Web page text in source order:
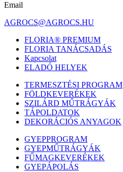
Email
AGROCS@AGROCS.HU
FLORIA® PREMIUM
FLORIA TANÁCSADÁS
Kapcsolat
ELADÓ HELYEK
TERMESZTÉSI PROGRAM
FÖLDKEVERÉKEK
SZILÁRD MŰTRÁGYÁK
TÁPOLDATOK
DEKORÁCIÓS ANYAGOK
GYEPPROGRAM
GYEPMŰTRÁGYÁK
FŰMAGKEVERÉKEK
GYEPÁPOLÁS